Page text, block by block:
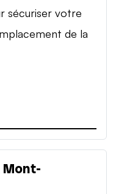
sécuriser votre
de la
Mont-